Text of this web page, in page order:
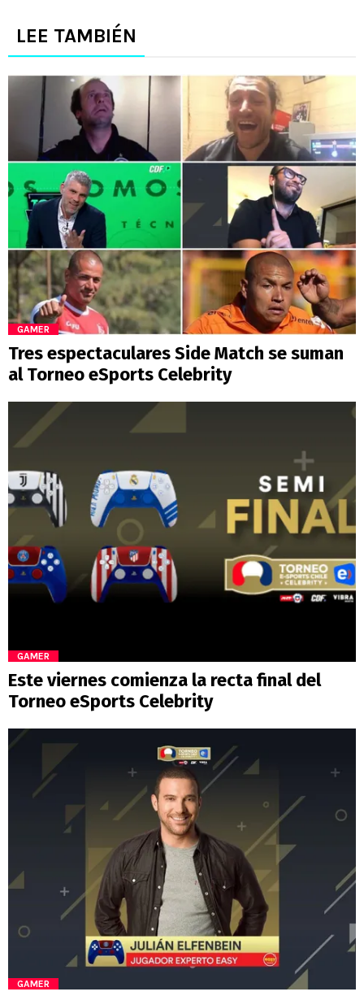
LEE TAMBIÉN
GAMER
Tres espectaculares Side Match se suman
al Torneo eSports Celebrity
GAMER
Este viernes comienza la recta final del
Torneo eSports Celebrity
GAMER